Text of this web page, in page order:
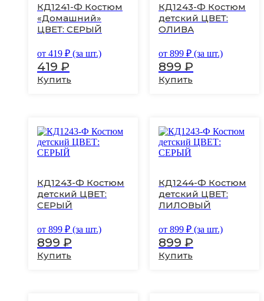
КД1241-Ф Костюм
«Домашний»
ЦВЕТ: СЕРЫЙ
от 419 ₽ (за шт.)
419 ₽
Купить
Опции
можно
выбрать
странице
товара.
КД1243-Ф Костюм
детский ЦВЕТ:
ОЛИВА
от 899 ₽ (за шт.)
899 ₽
Купить
Опции
можно
выбрать
странице
товара.
КД1243-Ф Костюм
детский ЦВЕТ:
СЕРЫЙ
от 899 ₽ (за шт.)
899 ₽
Купить
Этот
товар
имеет
Опции
можно
выбрать
странице
товара.
КД1244-Ф Костюм
детский ЦВЕТ:
ЛИЛОВЫЙ
от 899 ₽ (за шт.)
899 ₽
Купить
Этот
товар
имеет
Опции
можно
выбрать
странице
товара.